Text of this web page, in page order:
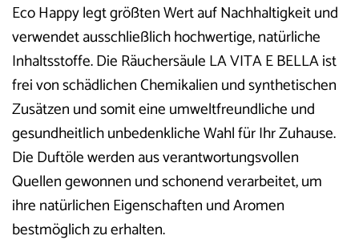
Eco Happy legt größten Wert auf Nachhaltigkeit und
verwendet ausschließlich hochwertige, natürliche
Inhaltsstoffe. Die Räuchersäule LA VITA E BELLA ist
frei von schädlichen Chemikalien und synthetischen
Zusätzen und somit eine umweltfreundliche und
gesundheitlich unbedenkliche Wahl für Ihr Zuhause.
Die Duftöle werden aus verantwortungsvollen
Quellen gewonnen und schonend verarbeitet, um
ihre natürlichen Eigenschaften und Aromen
bestmöglich zu erhalten.